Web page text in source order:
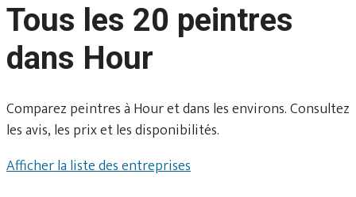
Tous les 20 peintres
dans Hour
Comparez peintres à Hour et dans les environs. Consultez
les avis, les prix et les disponibilités.
Afficher la liste des entreprises